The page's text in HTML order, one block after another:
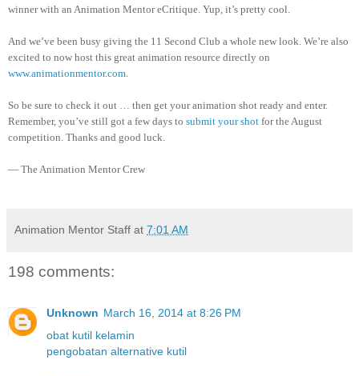
winner with an Animation Mentor eCritique. Yup, it’s pretty cool.
And we’ve been busy giving the 11 Second Club a whole new look. We’re also
excited to now host this great animation resource directly on
www.animationmentor.com
So be sure to check it out … then get your animation shot ready and enter.
Remember, you’ve still got a few days to submit your shot for the August
competition. Thanks and good luck.
— The Animation Mentor Crew
Animation Mentor Staff at 7:01 AM
198 comments:
Unknown March 16, 2014 at 8:26 PM
obat kutil kelamin
pengobatan alternative kutil